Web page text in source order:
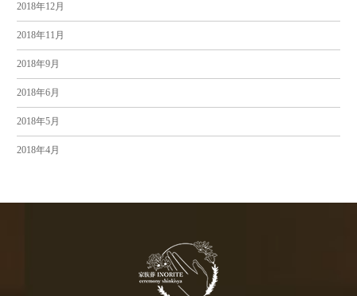
2018年12月
2018年11月
2018年9月
2018年6月
2018年5月
2018年4月